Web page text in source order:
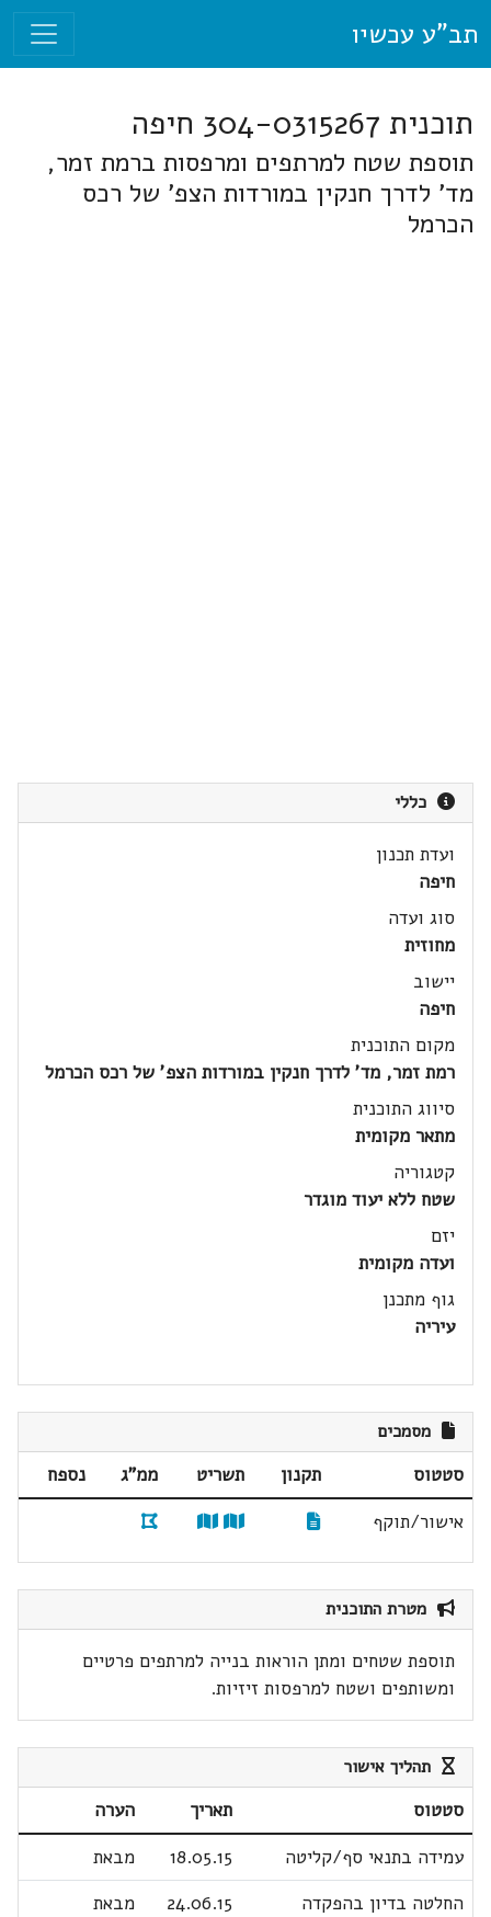
תב"ע עכשיו
תוכנית 304-0315267 חיפה
תוספת שטח למרתפים ומרפסות ברמת זמר,
מד' לדרך חנקין במורדות הצפ' של רכס
הכרמל
כללי
ועדת תכנון
חיפה
סוג ועדה
מחוזית
יישוב
חיפה
מקום התוכנית
רמת זמר, מד' לדרך חנקין במורדות הצפ' של רכס הכרמל
סיווג התוכנית
מתאר מקומית
קטגוריה
שטח ללא יעוד מוגדר
יזם
ועדה מקומית
גוף מתכנן
עיריה
מסמכים
סטטוס תקנון תשריט ממ"ג
נספח
אישור/תוקף
מטרת התוכנית
תוספת שטחים ומתן הוראות בנייה למרתפים פרטיים
ומשותפים ושטח למרפסות זיזיות.
תהליך אישור
סטטוס תאריך
הערה
עמידה בתנאי סף/קליטה
18.05.15
מבאת
החלטה בדיון בהפקדה
24.06.15
מבאת